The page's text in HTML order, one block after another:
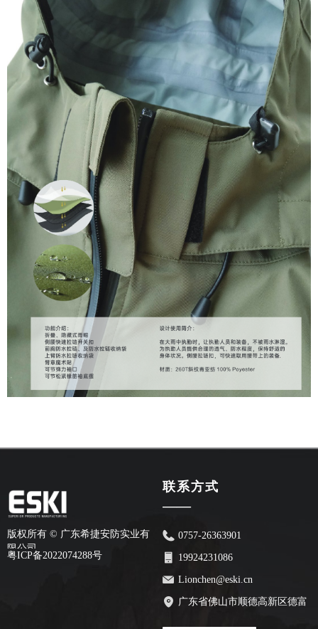
版权所有 © 广东希捷安防实业有
限公司
粤ICP备2022074288号
联系方式
——
0757-26363901
19924231086
Lionchen@eski.cn
广东省佛山市顺德高新区德富